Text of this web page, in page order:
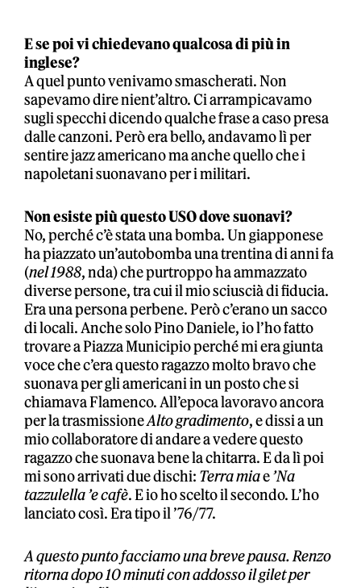
E se poi vi chiedevano qualcosa di più in
inglese?
A quel punto venivamo smascherati. Non
sapevamo dire nient’altro. Ci arrampicavamo
sugli specchi dicendo qualche frase a caso presa
dalle canzoni. Però era bello, andavamo lì per
sentire jazz americano ma anche quello che i
napoletani suonavano per i militari.
Non esiste più questo USO dove suonavi?
No, perché c’è stata una bomba. Un giapponese
ha piazzato un’autobomba una trentina di anni fa
(nel 1988, nda) che purtroppo ha ammazzato
diverse persone, tra cui il mio sciuscià di fiducia.
Era una persona perbene. Però c’erano un sacco
di locali. Anche solo Pino Daniele, io l’ho fatto
trovare a Piazza Municipio perché mi era giunta
voce che c’era questo ragazzo molto bravo che
suonava per gli americani in un posto che si
chiamava Flamenco. All’epoca lavoravo ancora
per la trasmissioneAlto gradimento, e dissi a un
mio collaboratore di andare a vedere questo
ragazzo che suonava bene la chitarra. E da lì poi
mi sono arrivati due dischi: Terra miae’Na
tazzulella ’e cafè. E io ho scelto il secondo. L’ho
lanciato così. Era tipo il ’76/77.
A questo punto facciamo una breve pausa. Renzo
ritorna dopo 10 minuti con addosso il gilet per